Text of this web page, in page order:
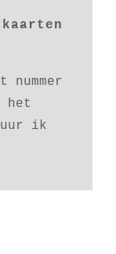
nummer
het
ik